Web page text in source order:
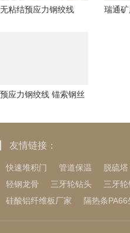
无粘结预应力钢绞线
瑞通
预应力钢绞线 锚索钢丝
友情链接：
快速堆积门 管道保温 脱硫塔
轻钢龙骨
三牙轮钻头 三牙
硅酸铝纤维板厂家
隔热条